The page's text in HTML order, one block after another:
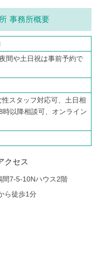
事務所概要
間や土日祝は事前予約で
スタッフ対応可、土日相
以降相談可、オンライン
クセス
間7-5-10Nハウス2階
ら徒歩1分